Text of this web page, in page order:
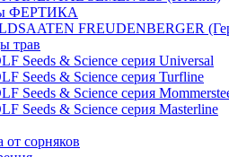
ФЕРТИКА
FREUDENBERGER
трав
Seeds & Sciеnce серия Universal
Seeds & Sciеnce серия Turfline
Seeds & Sciеnce серия
Seeds & Sciеnce серия Masterline
от сорняков